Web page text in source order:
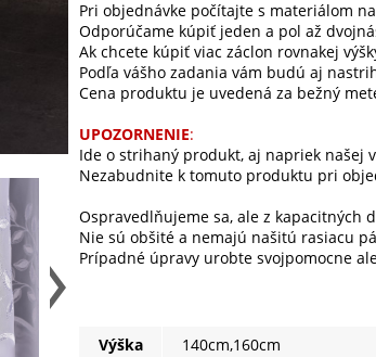
Pri objednávke počítajte s materiálom
Odporúčame kúpiť jeden a pol až
Ak chcete kúpiť viac záclon rovnakej
Podľa vášho zadania vám budú aj
Cena produktu je uvedená za bežný
UPOZORNENIE:
Ide o strihaný produkt, aj napriek našej
Nezabudnite k tomuto produktu pri
Ospravedlňujeme sa, ale z kapacitných
Nie sú obšité a nemajú našitú rasiacu
Prípadné úpravy urobte svojpomocne
Výška 140cm,160cm